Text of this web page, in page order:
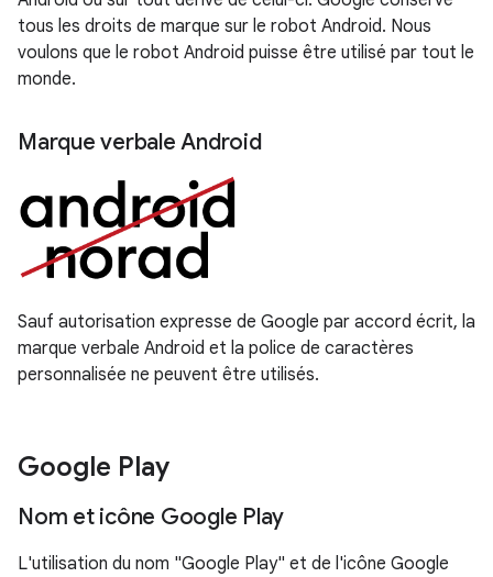
tous les droits de marque sur le robot Android. Nous
voulons que le robot Android puisse être utilisé par tout le
monde.
Marque verbale Android
Sauf autorisation expresse de Google par accord écrit, la
marque verbale Android et la police de caractères
personnalisée ne peuvent être utilisés.
Google Play
Nom et icône Google Play
L'utilisation du nom "Google Play" et de l'icône Google